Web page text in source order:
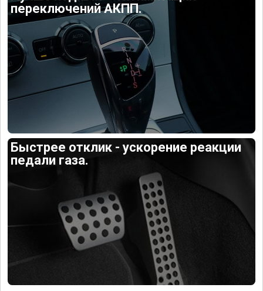
переключений АКПП.
Быстрее отклик - ускорение реакции
педали газа.